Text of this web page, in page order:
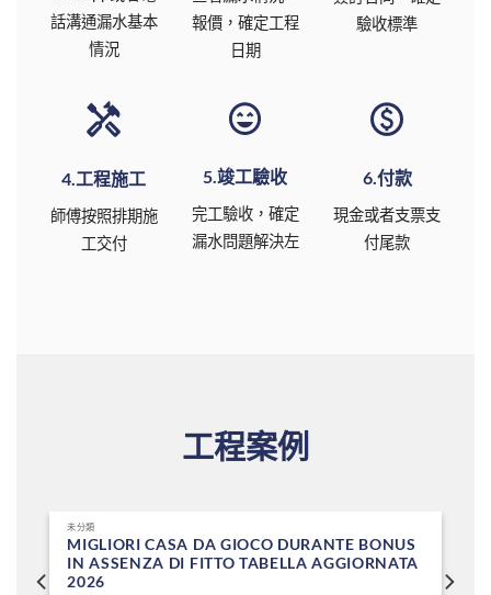
話溝通漏水基本
情況
報價，確定工程
日期
驗收標準
4.工程施工
師傅按照排期施
工交付
5.竣工驗收
完工驗收，確定
漏水問題解決左
6.付款
現金或者支票支
付尾款
工程案例
未分類
MIGLIORI CASA DA GIOCO DURANTE BONUS
IN ASSENZA DI FITTO TABELLA AGGIORNATA
2026